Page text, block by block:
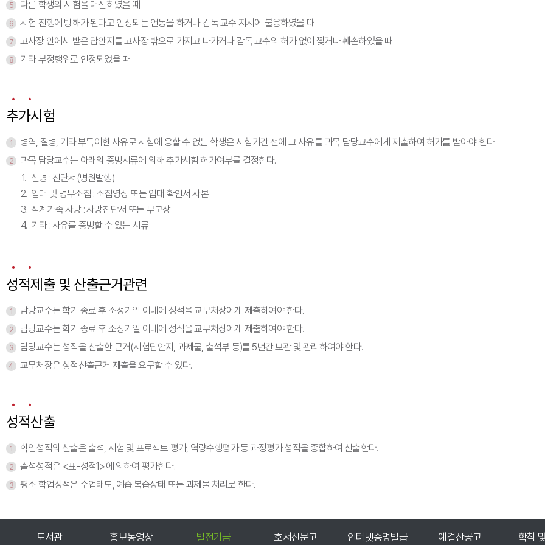
5 다른 학생의 시험을 대신하였을 때
6 시험 진행에 방해가 된다고 인정되는 언동을 하거나 감독 교수 지시에 불응하였을 때
7 고사장 안에서 받은 답안지를 고사장 밖으로 가지고 나가거나 감독 교수의 허가 없이 찢거나 훼손하였을 때
8 기타 부정행위로 인정되었을 때
추가시험
1 병역, 질병, 기타 부득이한 사유로 시험에 응할 수 없는 학생은 시험기간 전에 그 사유를 과목 담당교수에게 제출하여 허가를 받아야 한다
2
과목 담당교수는 아래의 증빙서류에 의해 추가시험 허가여부를 결정한다.
1. 신병 : 진단서(병원발행)
2. 입대 및 병무소집 : 소집영장 또는 입대 확인서 사본
3. 직계가족 사망 : 사망진단서 또는 부고장
4. 기타 : 사유를 증빙할 수 있는 서류
성적제출 및 산출근거관련
1 담당교수는 학기 종료 후 소정기일 이내에 성적을 교무처장에게 제출하여야 한다.
2 담당교수는 학기 종료 후 소정기일 이내에 성적을 교무처장에게 제출하여야 한다.
3 담당교수는 성적을 산출한 근거(시험답안지, 과제물, 출석부 등)를 5년간 보관 및 관리하여야 한다.
4 교무처장은 성적산출근거 제출을 요구할 수 있다.
성적산출
1 학업성적의 산출은 출석, 시험 및 프로젝트 평가, 역량수행평가 등 과정평가 성적을 종합하여 산출한다.
2 출석성적은 <표-성적1>에 의하여 평가한다.
3 평소 학업성적은 수업태도, 예습․복습상태 또는 과제물 처리로 한다.
홍보동영상 발전기금 호서신문고 인터넷증명발급 예결산공고 학칙 및 공고 입